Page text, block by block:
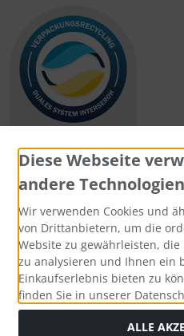
Zahlungsmethoden
Social Media
Diese Webseite
andere Technologien
Wir verwenden Cookies und
von Drittanbietern, um die
Website zu gewährleisten,
zu analysieren und Ihnen ein
Einkaufserlebnis bieten zu
finden Sie in unserer
ALLE